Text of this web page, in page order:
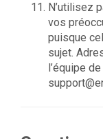
N’utilisez
vos
puisque
sujet.
l’équipe